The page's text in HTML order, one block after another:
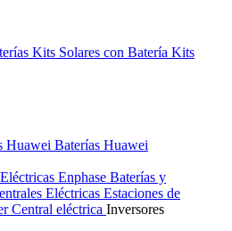
Kits Solares con Batería Kits
Huawei Baterías Huawei
Enphase Baterías y
Eléctricas Estaciones de
Central eléctrica Inversores